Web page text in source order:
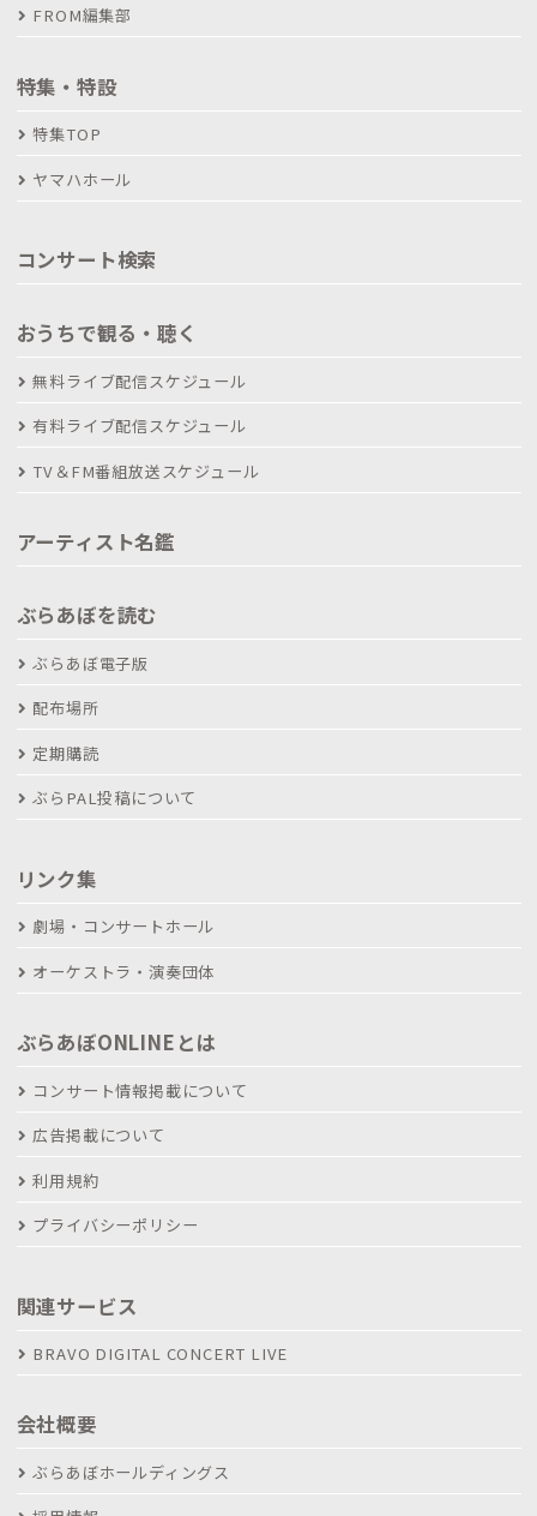
FROM編集部
特集・特設
特集TOP
ヤマハホール
コンサート検索
おうちで観る・聴く
無料ライブ配信スケジュール
有料ライブ配信スケジュール
TV＆FM番組放送スケジュール
アーティスト名鑑
ぶらあぼを読む
ぶらあぼ電子版
配布場所
定期購読
ぶらPAL投稿について
リンク集
劇場・コンサートホール
オーケストラ・演奏団体
ぶらあぼONLINEとは
コンサート情報掲載について
広告掲載について
利用規約
プライバシーポリシー
関連サービス
BRAVO DIGITAL CONCERT LIVE
会社概要
ぶらあぼホールディングス